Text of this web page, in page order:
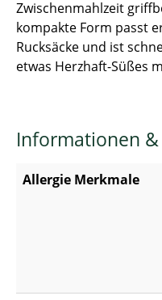
Zwischenmahlzeit
kompakte Form passt
Rucksäcke und ist
etwas Herzhaft-Süßes
Informationen
Allergie Merkmale